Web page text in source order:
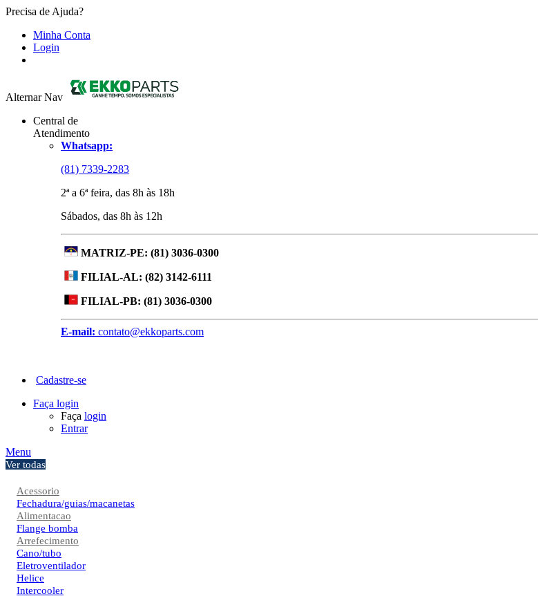
Precisa de Ajuda?
Minha Conta
Login
Alternar Nav
Central de
Atendimento
Whatsapp:
(81) 7339-2283
2ª a 6ª feira, das 8h às 18h
Sábados, das 8h às 12h
MATRIZ-PE: (81) 3036-0300
FILIAL-AL: (82) 3142-6111
FILIAL-PB: (81) 3036-0300
E-mail: contato@ekkoparts.com
Cadastre-se
Faça login
Faça login
Entrar
Menu
Ver todas
Acessorio
Fechadura/guias/macanetas
Alimentacao
Flange bomba
Arrefecimento
Cano/tubo
Eletroventilador
Helice
Intercooler